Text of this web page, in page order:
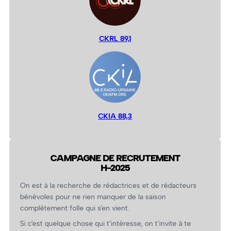
CKRL 89,1
CKIA 88,3
CAMPAGNE DE RECRUTEMENT
H-2025
On est à la recherche de rédactrices et de rédacteurs
bénévoles pour ne rien manquer de la saison
complètement folle qui s’en vient.
Si c’est quelque chose qui t’intéresse, on t’invite à te